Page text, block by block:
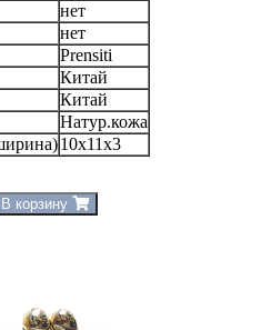
нет
нет
Prensiti
Китай
Китай
Натур.кожа
10x11x3
В корзину